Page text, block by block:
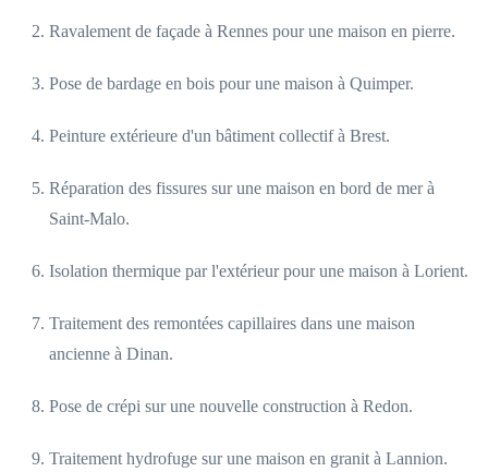
Ravalement de façade à Rennes pour une maison en pierre.
Pose de bardage en bois pour une maison à Quimper.
Peinture extérieure d'un bâtiment collectif à Brest.
Réparation des fissures sur une maison en bord de mer à
Saint-Malo.
Isolation thermique par l'extérieur pour une maison à Lorient.
Traitement des remontées capillaires dans une maison
ancienne à Dinan.
Pose de crépi sur une nouvelle construction à Redon.
Traitement hydrofuge sur une maison en granit à Lannion.